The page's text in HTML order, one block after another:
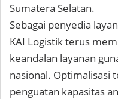
Sumatera Selatan.
Sebagai penyedia
KAI Logistik terus
keandalan layanan
nasional. Optimalisasi
penguatan kapasitas